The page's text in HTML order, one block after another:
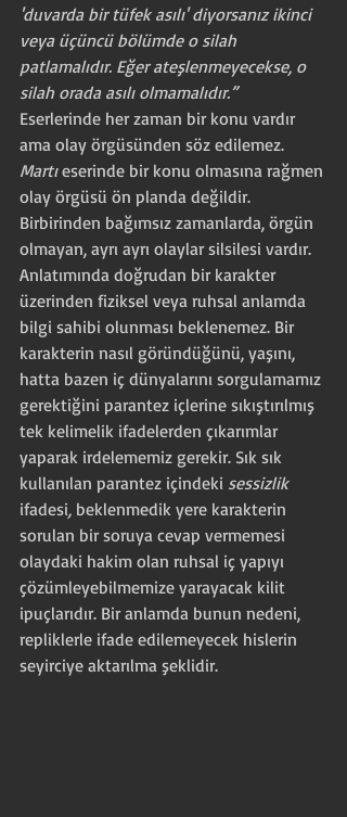
'duvarda bir tüfek asılı' diyorsanız ikinci
veya üçüncü bölümde o silah
patlamalıdır. Eğer ateşlenmeyecekse, o
silah orada asılı olmamalıdır.”
Eserlerinde her zaman bir konu vardır
ama olay örgüsünden söz edilemez.
Martı eserinde bir konu olmasına rağmen
olay örgüsü ön planda değildir.
Birbirinden bağımsız zamanlarda, örgün
olmayan, ayrı ayrı olaylar silsilesi vardır.
Anlatımında doğrudan bir karakter
üzerinden fiziksel veya ruhsal anlamda
bilgi sahibi olunması beklenemez. Bir
karakterin nasıl göründüğünü, yaşını,
hatta bazen iç dünyalarını sorgulamamız
gerektiğini parantez içlerine sıkıştırılmış
tek kelimelik ifadelerden çıkarımlar
yaparak irdelememiz gerekir. Sık sık
kullanılan parantez içindeki sessizlik
ifadesi, beklenmedik yere karakterin
sorulan bir soruya cevap vermemesi
olaydaki hakim olan ruhsal iç yapıyı
çözümleyebilmemize yarayacak kilit
ipuçlarıdır. Bir anlamda bunun nedeni,
repliklerle ifade edilemeyecek hislerin
seyirciye aktarılma şeklidir.